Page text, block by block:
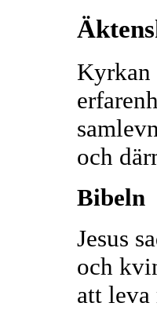
Kyrkan
och
Bibeln
Jesus
och
att